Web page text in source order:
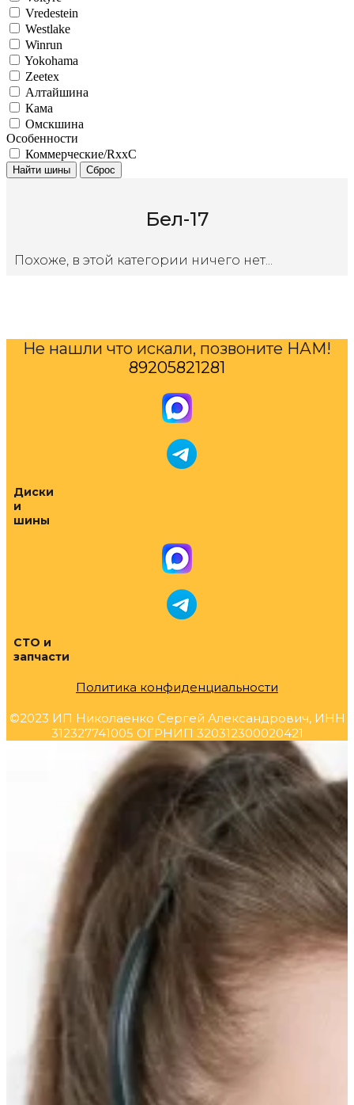
Vredestein
Westlake
Winrun
Yokohama
Zeetex
Алтайшина
Кама
Омскшина
Особенности
Коммерческие/RxxC
Найти шины Сброс
Бел-17
Похоже, в этой категории ничего нет...
Не нашли что искали, позвоните НАМ!
89205821281
Диски
и
шины
СТО и
запчасти
Политика конфиденциальности
©2023 ИП Николаенко Сергей Александрович, ИНН
312327741005 ОГРНИП 320312300020421